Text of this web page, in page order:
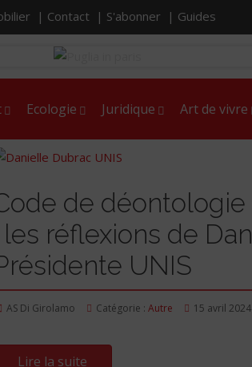
| Contact | S'abonner | Guides
Ecologie Juridique Art de vivre
de déontologie
les réflexions de
UNIS
AS Di Girolamo Catégorie : Autre 15 avril 2024
Lire la suite